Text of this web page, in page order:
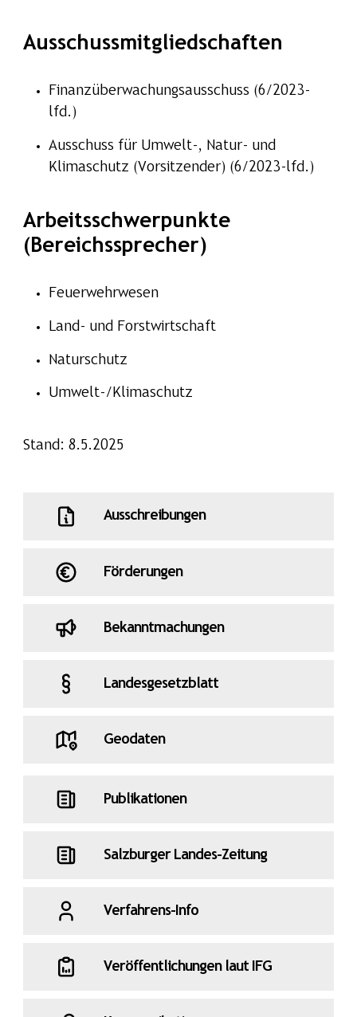
Ausschussmitgliedschaften
Finanzüberwachungsausschuss (6/2023-
lfd.)
Ausschuss für Umwelt-, Natur- und
Klimaschutz (Vorsitzender) (6/2023-lfd.)
Arbeitsschwerpunkte
(Bereichssprecher)
Feuerwehrwesen
Land- und Forstwirtschaft
Naturschutz
Umwelt-/Klimaschutz
Stand: 8.5.2025
Ausschreibungen
Förderungen
Bekanntmachungen
Landesgesetzblatt
Geodaten
Publikationen
Salzburger Landes-Zeitung
Verfahrens-Info
Veröffentlichungen laut IFG